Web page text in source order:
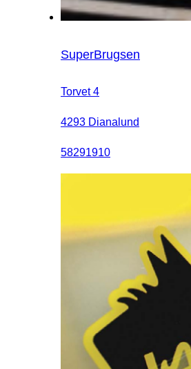
SuperBrugsen
Torvet 4
4293 Dianalund
58291910